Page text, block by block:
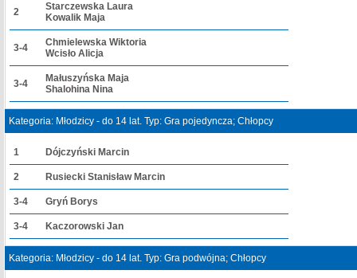
2
Starczewska Laura
Kowalik Maja
3-4
Chmielewska Wiktoria
Wcisło Alicja
3-4
Małuszyńska Maja
Shalohina Nina
Kategoria: Młodzicy - do 14 lat. Typ: Gra pojedyncza; Chłopcy
1 Dójczyński Marcin
2 Rusiecki Stanisław Marcin
3-4 Gryń Borys
3-4 Kaczorowski Jan
Kategoria: Młodzicy - do 14 lat. Typ: Gra podwójna; Chłopcy